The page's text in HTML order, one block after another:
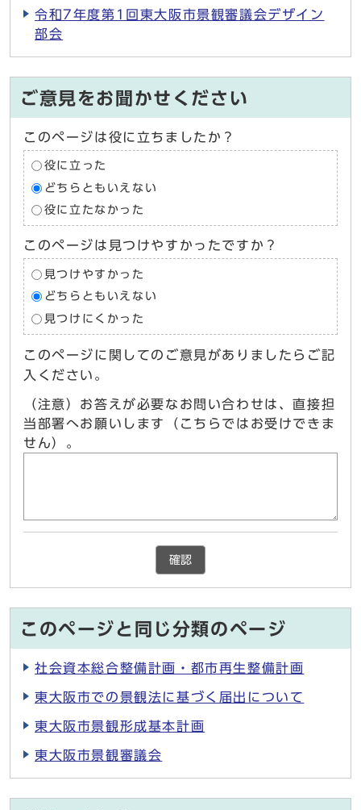
令和7年度第1回東大阪市景観審議会デザイン
部会
ご意見をお聞かせください
このページは役に立ちましたか？
役に立った
どちらともいえない
役に立たなかった
このページは見つけやすかったですか？
見つけやすかった
どちらともいえない
見つけにくかった
このページに関してのご意見がありましたらご記
入ください。
（注意）お答えが必要なお問い合わせは、直接担
当部署へお願いします（こちらではお受けできま
せん）。
確認
このページと同じ分類のページ
社会資本総合整備計画・都市再生整備計画
東大阪市での景観法に基づく届出について
東大阪市景観形成基本計画
東大阪市景観審議会